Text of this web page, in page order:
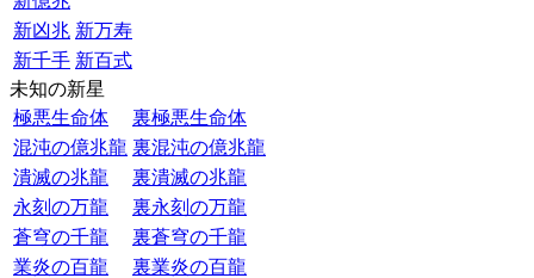
新凶兆 新万寿
新千手 新百式
未知の新星
極悪生命体
裏極悪生命体
混沌の億兆龍 裏混沌の億兆龍
潰滅の兆龍
裏潰滅の兆龍
永刻の万龍
裏永刻の万龍
蒼穹の千龍
裏蒼穹の千龍
業炎の百龍
裏業炎の百龍